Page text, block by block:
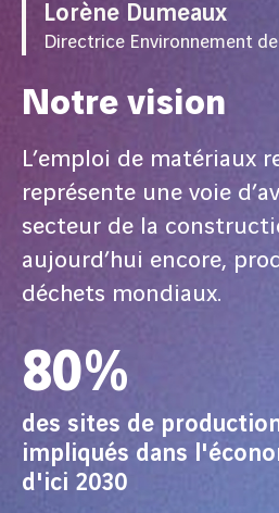
Lorène Dumeaux
Directrice Environnement
Notre vision
L’emploi de matériaux
représente une voie
secteur de la
aujourd’hui encore,
déchets mondiaux.
80%
des sites de
impliqués dans
d'ici 2030